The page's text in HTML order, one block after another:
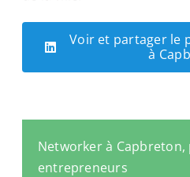
Voir et partager le
à
Networker à
entrepreneurs